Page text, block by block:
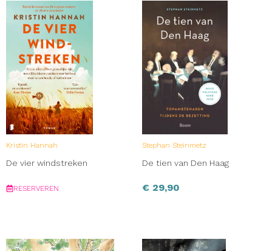
Kristin Hannah
De vier windstreken
RESERVEREN
Stephan Steinmetz
De tien van Den Haag
€ 29,90